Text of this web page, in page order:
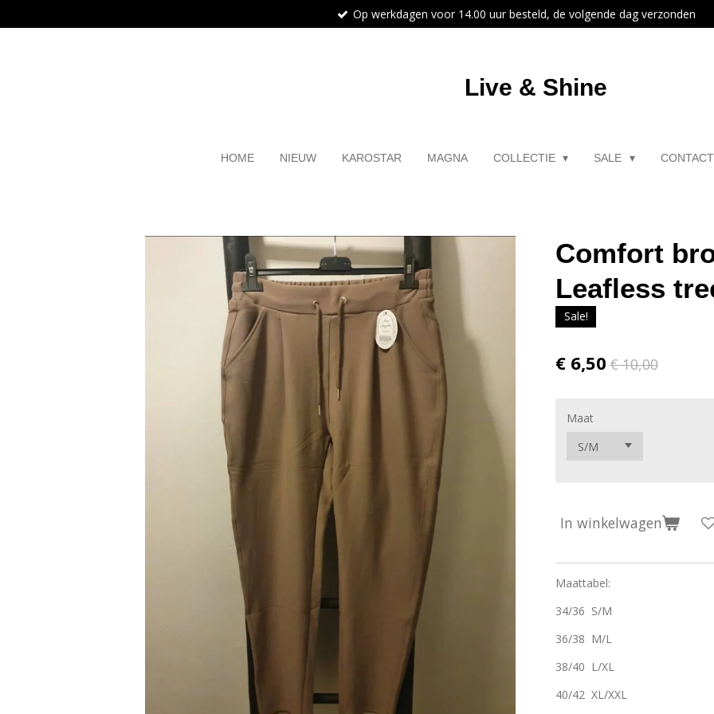
direct
Op werkdagen voor 14.00 uur besteld, de volgende dag verzonden
Live & Shine
HOME NIEUW KAROSTAR MAGNA COLLECTIE SALE
Comfort
Leafless
Sale!
€ 6,50 € 10,00
Maat
In winkelwagen
Maattabel:
34/36 S/M
36/38 M/L
38/40 L/XL
40/42 XL/XXL